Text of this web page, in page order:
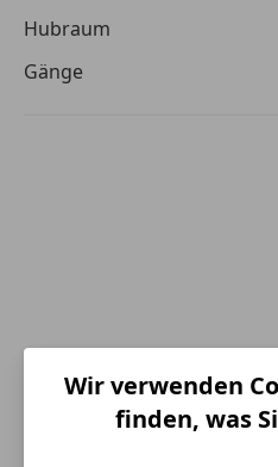
Hubraum
Gänge
Wir verwenden
finden, was